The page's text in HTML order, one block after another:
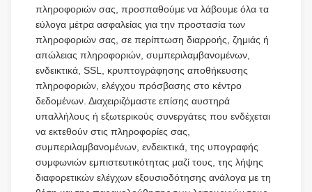
πληροφοριών σας, προσπαθούμε να λάβουμε όλα τα
εύλογα μέτρα ασφαλείας για την προστασία των
πληροφοριών σας, σε περίπτωση διαρροής, ζημιάς ή
απώλειας πληροφοριών, συμπεριλαμβανομένων,
ενδεικτικά, SSL, κρυπτογράφησης αποθήκευσης
πληροφοριών, ελέγχου πρόσβασης στο κέντρο
δεδομένων. Διαχειριζόμαστε επίσης αυστηρά
υπαλλήλους ή εξωτερικούς συνεργάτες που ενδέχεται
να εκτεθούν στις πληροφορίες σας,
συμπεριλαμβανομένων, ενδεικτικά, της υπογραφής
συμφωνιών εμπιστευτικότητας μαζί τους, της λήψης
διαφορετικών ελέγχων εξουσιοδότησης ανάλογα με τη